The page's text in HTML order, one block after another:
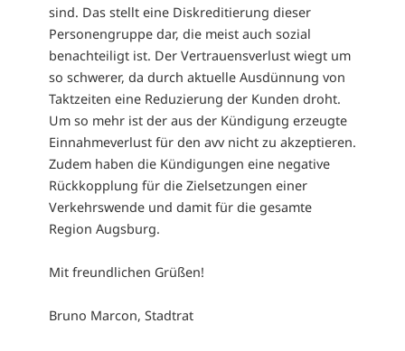
sind. Das stellt eine Diskreditierung dieser
Personengruppe dar, die meist auch sozial
benachteiligt ist. Der Vertrauensverlust wiegt um
so schwerer, da durch aktuelle Ausdünnung von
Taktzeiten eine Reduzierung der Kunden droht.
Um so mehr ist der aus der Kündigung erzeugte
Einnahmeverlust für den avv nicht zu akzeptieren.
Zudem haben die Kündigungen eine negative
Rückkopplung für die Zielsetzungen einer
Verkehrswende und damit für die gesamte
Region Augsburg.
Mit freundlichen Grüßen!
Bruno Marcon, Stadtrat